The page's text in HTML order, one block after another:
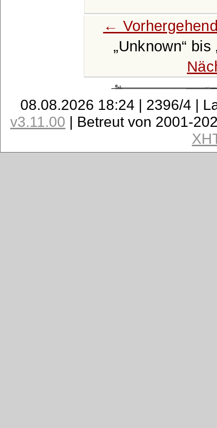
←
Unknown
bis
08.08.2026 18:24 | 2396/4 |
v3.11.00 | Betreut von 2001-